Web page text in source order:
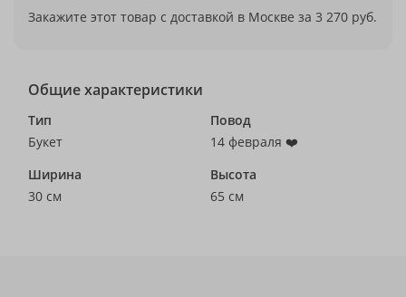
Закажите этот товар с доставкой в Москве за 3 270 руб.
Общие характеристики
Тип
Букет
Повод
14 февраля ❤️
Ширина
30 см
Высота
65 см